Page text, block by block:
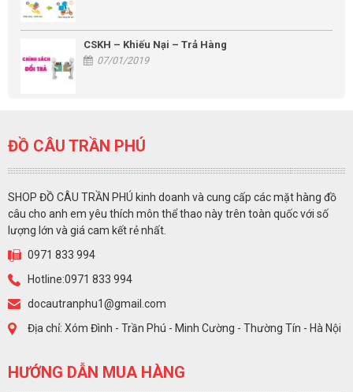
CSKH – Khiếu Nại – Trả Hàng
07/01/2019
ĐỒ CÂU TRẦN PHÚ
SHOP ĐỒ CÂU TRẦN PHÚ kinh doanh và cung cấp các mặt hàng đồ
câu cho anh em yêu thích môn thể thao này trên toàn quốc với số
lượng lớn và giá cam kết rẻ nhất.
0971 833 994
Hotline:0971 833 994
docautranphu1@gmail.com
Địa chỉ: Xóm Đình - Trần Phú - Minh Cường - Thường Tín - Hà Nội
HƯỚNG DẪN MUA HÀNG